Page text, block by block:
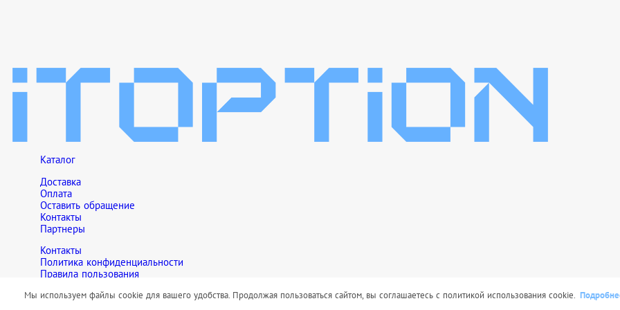
Каталог
Доставка
Оплата
Оставить обращение
Контакты
Партнеры
Контакты
Политика конфиденциальности
Правила пользования
Обращаем Ваше внимание на то, что данный интернет-сайт носит исключительно информационный характер и ни при каких
Мы используем файлы cookie для вашего удобства. Продолжая пользоваться сайтом, вы соглашаетесь с политикой использования cookie.